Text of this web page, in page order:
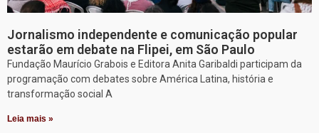
Jornalismo independente e comunicação popular
estarão em debate na Flipei, em São Paulo
Fundação Maurício Grabois e Editora Anita Garibaldi participam da
programação com debates sobre América Latina, história e
transformação social A
Leia mais »